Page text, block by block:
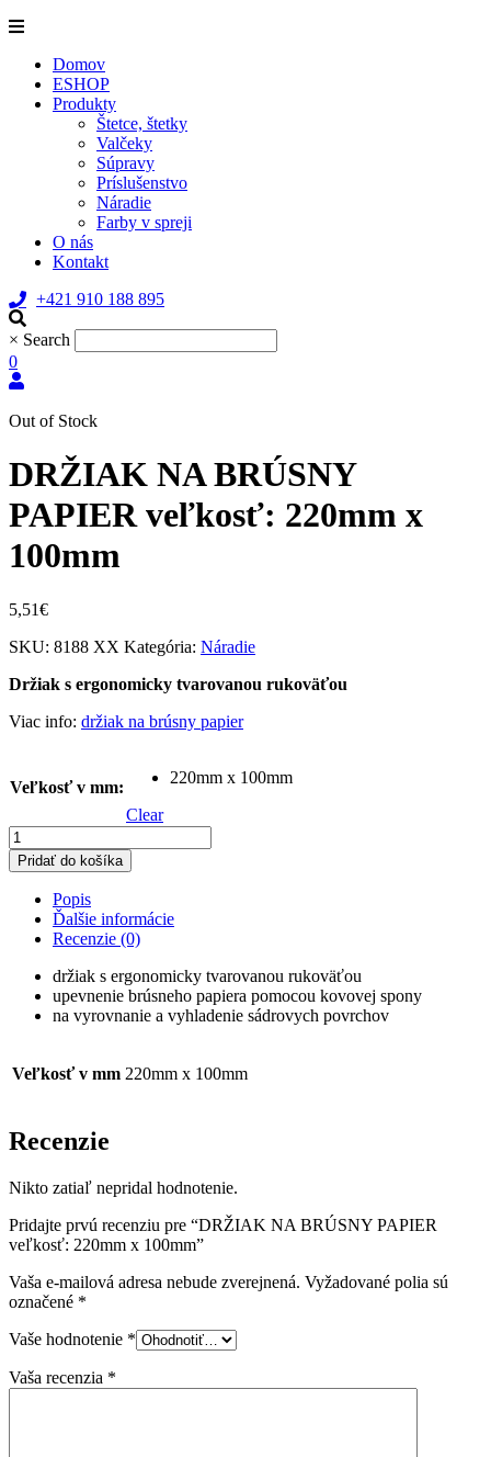
Domov
ESHOP
Produkty
Štetce, štetky
Valčeky
Súpravy
Príslušenstvo
Náradie
Farby v spreji
O nás
Kontakt
+421 910 188 895
× Search
0
Out of Stock
DRŽIAK NA BRÚSNY
PAPIER veľkosť: 220mm x
100mm
5,51€
SKU: 8188 XX Kategória: Náradie
Držiak s ergonomicky tvarovanou rukoväťou
Viac info: držiak na brúsny papier
Veľkosť v mm:
220mm x 100mm
Clear
množstvo
DRŽIAK
NA
BRÚSNY
PAPIER
veľkosť:
220mm
100mm
Pridať do košíka
Popis
Ďalšie informácie
Recenzie (0)
držiak s ergonomicky tvarovanou rukoväťou
upevnenie brúsneho papiera pomocou kovovej spony
na vyrovnanie a vyhladenie sádrovych povrchov
Veľkosť v mm 220mm x 100mm
Recenzie
Nikto zatiaľ nepridal hodnotenie.
Pridajte prvú recenziu pre “DRŽIAK NA BRÚSNY PAPIER
veľkosť: 220mm x 100mm”
Vaša e-mailová adresa nebude zverejnená. Vyžadované polia sú
označené *
Vaše hodnotenie *
Vaša recenzia *